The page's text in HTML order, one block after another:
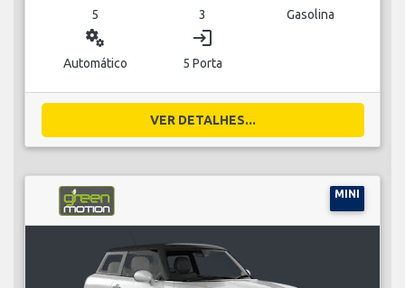
5 3 Gasolina
miscellaneous_services
Automático
login
5 Porta
VER DETALHES...
MINI